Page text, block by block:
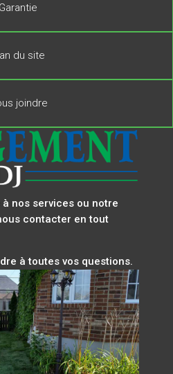
Garantie
du site
joindre
nos services ou notre
contacter en tout
à toutes vos questions.